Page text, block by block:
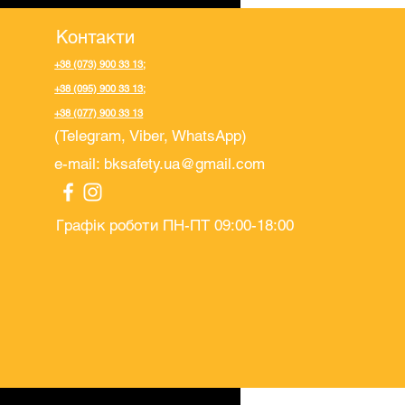
Контакти
+38 (073) 900 33 13;
+38 (095) 900 33 13;
+38 (077) 900 33 13
(Telegram, Viber, WhatsApp)
e-mail: bksafety.ua@gmail.com
Графік роботи ПН-ПТ 09:00-18:00